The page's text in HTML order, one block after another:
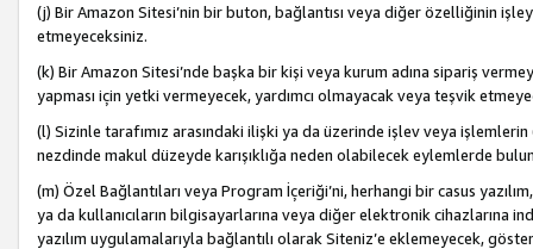
(j) Bir Amazon Sitesi’nin bir buton, bağlantısı veya diğer özelliğinin
etmeyeceksiniz.
(k) Bir Amazon Sitesi’nde başka bir kişi veya kurum adına sipariş
yapması için yetki vermeyecek, yardımcı olmayacak veya teşvik
(l) Sizinle tarafımız arasındaki ilişki ya da üzerinde işlev veya
nezdinde makul düzeyde karışıklığa neden olabilecek eylemlerde
(m) Özel Bağlantıları veya Program İçeriği’ni, herhangi bir casus
ya da kullanıcıların bilgisayarlarına veya diğer elektronik
yazılım uygulamalarıyla bağlantılı olarak Siteniz’e eklemeyecek,